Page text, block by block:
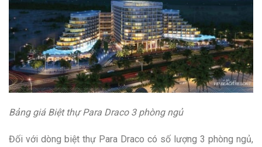
Bảng giá Biệt thự Para Draco 3 phòng ngủ
Đối với dòng biệt thự Para Draco có số lượng 3 phòng ngủ,